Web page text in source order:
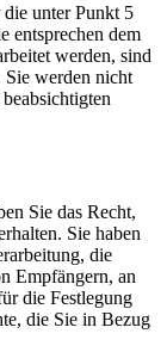
die unter Punkt 5
entsprechen dem
werden, sind
Sie werden nicht
Sie das Recht,
Sie haben
die
Empfängern, an
die Festlegung
die Sie in Bezug